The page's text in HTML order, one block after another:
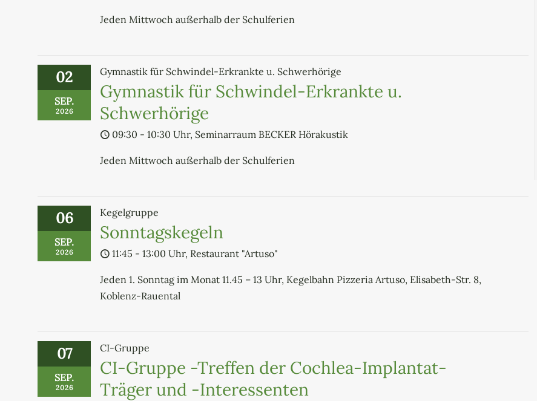
Jeden Mittwoch außerhalb der Schulferien
02
SEP.
2026
Gymnastik für Schwindel-Erkrankte u. Schwerhörige
Gymnastik für Schwindel-Erkrankte u.
Schwerhörige
09:30 - 10:30 Uhr, Seminarraum BECKER Hörakustik
Jeden Mittwoch außerhalb der Schulferien
06
SEP.
2026
Kegelgruppe
Sonntagskegeln
11:45 - 13:00 Uhr, Restaurant "Artuso"
Jeden 1. Sonntag im Monat 11.45 – 13 Uhr, Kegelbahn Pizzeria Artuso, Elisabeth-Str. 8,
Koblenz-Rauental
07
SEP.
2026
CI-Gruppe
CI-Gruppe -Treffen der Cochlea-Implantat-
Träger und -Interessenten